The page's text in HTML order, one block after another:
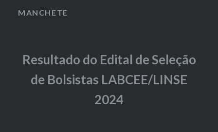
MANCHETE
Resultado do Edital de Seleção
de Bolsistas LABCEE/LINSE
2024